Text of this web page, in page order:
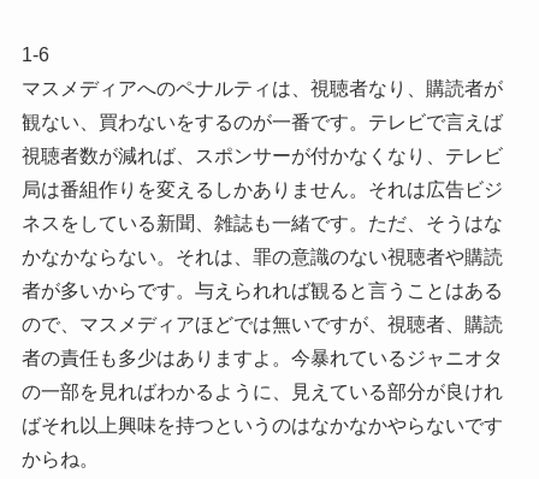
1-6
マスメディアへのペナルティは、視聴者なり、購読者が
観ない、買わないをするのが一番です。テレビで言えば
視聴者数が減れば、スポンサーが付かなくなり、テレビ
局は番組作りを変えるしかありません。それは広告ビジ
ネスをしている新聞、雑誌も一緒です。ただ、そうはな
かなかならない。それは、罪の意識のない視聴者や購読
者が多いからです。与えられれば観ると言うことはある
ので、マスメディアほどでは無いですが、視聴者、購読
者の責任も多少はありますよ。今暴れているジャニオタ
の一部を見ればわかるように、見えている部分が良けれ
ばそれ以上興味を持つというのはなかなかやらないです
からね。